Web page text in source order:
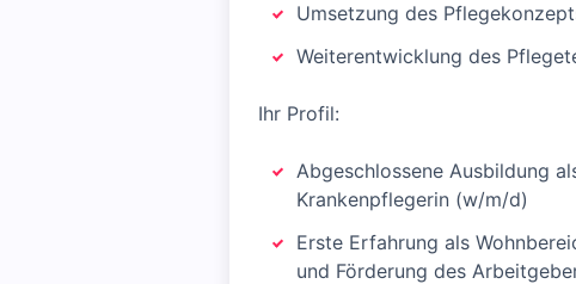
Umsetzung des
Weiterentwicklung des
Ihr Profil:
Abgeschlossene Ausbildung
Krankenpflegerin (w/m/d)
Erste Erfahrung als
und Förderung des